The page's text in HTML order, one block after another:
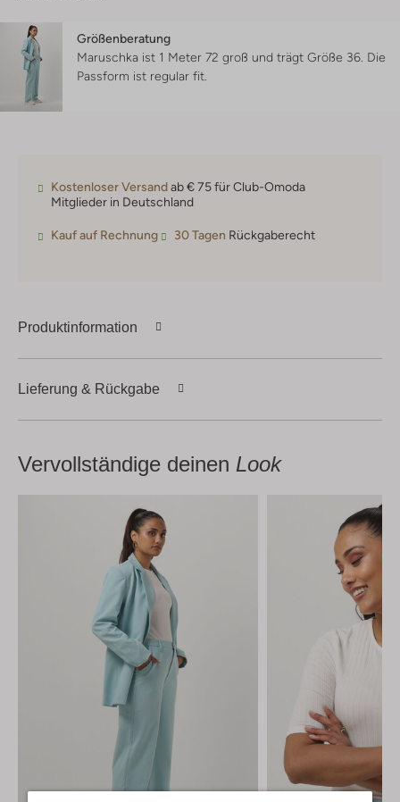
Größenberatung
Maruschka ist 1 Meter 72 groß und trägt Größe 36. Die
Passform ist regular fit
Kostenloser Versandab € 75 für Club-Omoda
Mitglieder in Deutschland
Kauf auf Rechnung 30 Tagen Rückgaberecht
Produktinformation
Lieferung & Rückgabe
Vervollständige deinen Look